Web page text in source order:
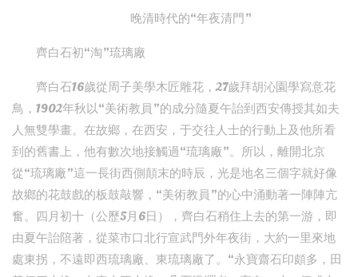
晚清時代的“年夜清門”
齊白石初“淘”琉璃廠
齊白石16歲從周子美學木匠雕花，27歲拜胡沁園學寫意花
鳥，1902年秋以“美術教員”的成分隨夏午詒到西安傳授其如夫
人無雙學畫。在故鄉，在西安，于交往人士的行動上及他所看
到的舊書上，他有數次地接觸過“琉璃廠”。所以，離開北京
從“琉璃廠”這一長街西側顛末的時辰，光是地名三個字就好像
故鄉的花鼓戲的板鼓敲響，“美術教員”的心中涌動著一陣陣亢
奮。四月初十（公歷5月6日），齊白石稍住上去的第一游，即
由夏午詒陪著，從菜市口北行宣武門外年夜街，大約一里來地
處東拐，不遠即西琉璃廠、東琉璃廠了。“永寶齋石印頗多，田